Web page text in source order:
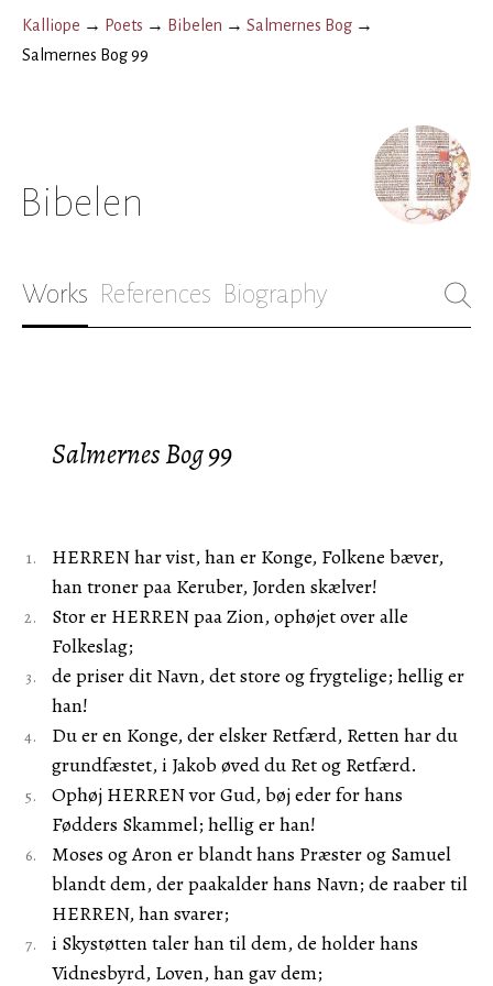
Kalliope → Poets → Bibelen → Salmernes Bog →
Salmernes Bog 99
Bibelen
Works References Biography
Salmernes Bog 99
HERREN har vist, han er Konge, Folkene bæver,
han troner paa Keruber, Jorden skælver!
Stor er HERREN paa Zion, ophøjet over alle
Folkeslag;
de priser dit Navn, det store og frygtelige; hellig er
han!
Du er en Konge, der elsker Retfærd, Retten har du
grundfæstet, i Jakob øved du Ret og Retfærd.
Ophøj HERREN vor Gud, bøj eder for hans
Fødders Skammel; hellig er han!
Moses og Aron er blandt hans Præster og Samuel
blandt dem, der paakalder hans Navn; de raaber til
HERREN, han svarer;
i Skystøtten taler han til dem, de holder hans
Vidnesbyrd, Loven, han gav dem;